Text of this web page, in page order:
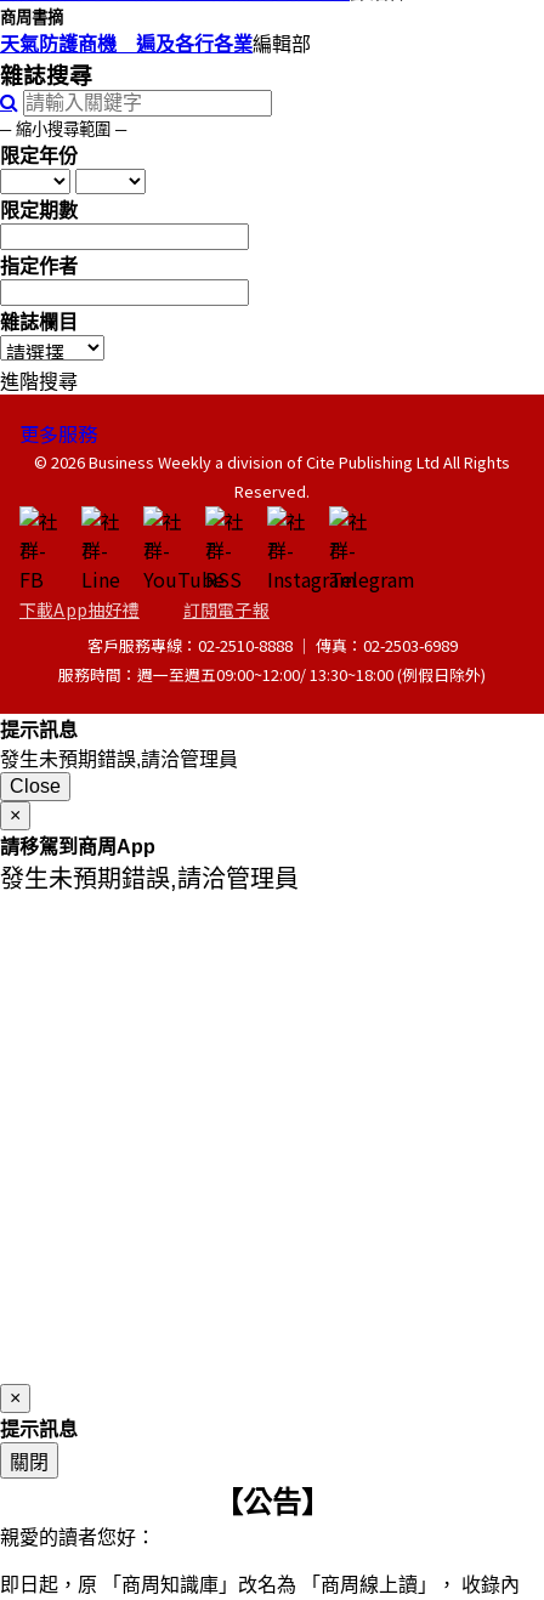
商周書摘
天氣防護商機 遍及各行各業編輯部
雜誌搜尋
─ 縮小搜尋範圍 ─
限定年份
限定期數
指定作者
雜誌欄目
進階搜尋
更多服務
© 2026 Business Weekly a division of Cite Publishing Ltd All Rights
Reserved.
下載App抽好禮 訂閱電子報
客戶服務專線：02-2510-8888 │ 傳真：02-2503-6989
服務時間：週一至週五09:00~12:00/ 13:30~18:00 (例假日除外)
提示訊息
發生未預期錯誤,請洽管理員
Close
×
請移駕到商周App
發生未預期錯誤,請洽管理員
×
提示訊息
關閉
【公告】
親愛的讀者您好：
即日起，原 「商周知識庫」改名為 「商周線上讀」， 收錄內